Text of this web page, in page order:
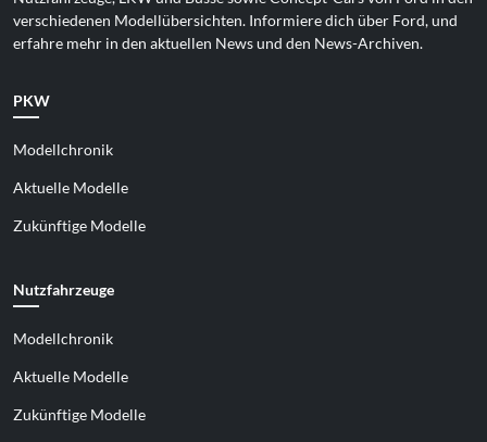
verschiedenen Modellübersichten. Informiere dich über Ford, und
erfahre mehr in den aktuellen News und den News-Archiven.
PKW
Modellchronik
Aktuelle Modelle
Zukünftige Modelle
Nutzfahrzeuge
Modellchronik
Aktuelle Modelle
Zukünftige Modelle